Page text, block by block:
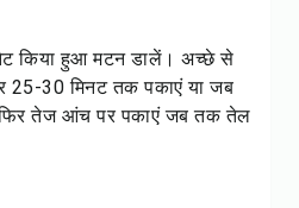
किया हुआ मटन डालें। अच्छे से
25-30 मिनट तक पकाएं या जब
तेज आंच पर पकाएं जब तक तेल